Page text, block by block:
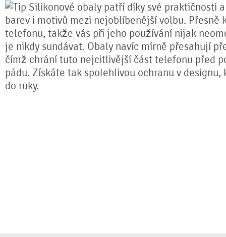
Silikonové obaly patří díky své praktičnosti
barev i motivů mezi nejoblíbenější volbu. Přesně
telefonu, takže vás při jeho používání nijak
je nikdy sundávat. Obaly navíc mírně přesahují
čímž chrání tuto nejcitlivější část telefonu před
pádu. Získáte tak spolehlivou ochranu v designu,
do ruky.